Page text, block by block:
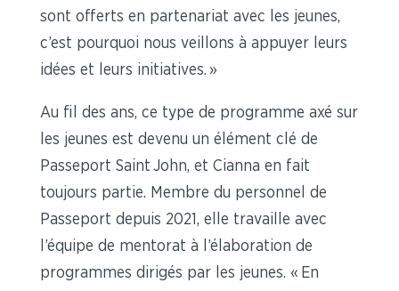
sont offerts en partenariat avec les jeunes,
c’est pourquoi nous veillons à appuyer leurs
idées et leurs initiatives. »
Au fil des ans, ce type de programme axé sur
les jeunes est devenu un élément clé de
Passeport Saint John, et Cianna en fait
toujours partie. Membre du personnel de
Passeport depuis 2021, elle travaille avec
l’équipe de mentorat à l’élaboration de
programmes dirigés par les jeunes. « En